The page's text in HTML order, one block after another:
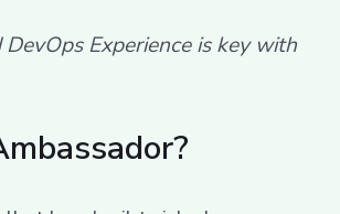
Experience is key with